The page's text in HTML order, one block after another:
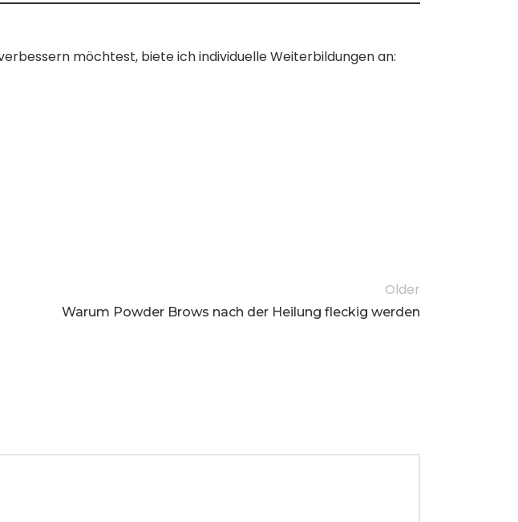
möchtest, biete ich individuelle Weiterbildungen an:
Older
Warum Powder Brows nach der Heilung fleckig werden